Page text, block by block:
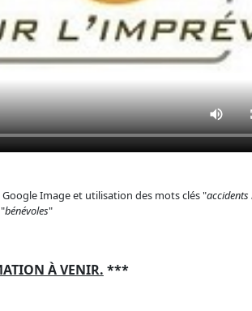
Image et utilisation des mots clés "
bénévoles"
À VENIR. ***